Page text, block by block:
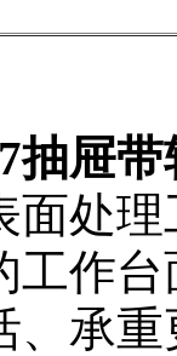
抽屉
面处
工作
、承重